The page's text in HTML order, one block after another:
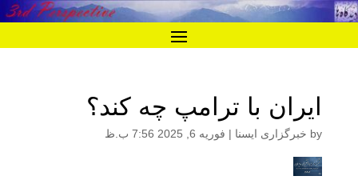
ایران با ترامپ چه کند؟
by خبرگزاری ایسنا | فوریه 6, 2025 7:56 ب.ظ